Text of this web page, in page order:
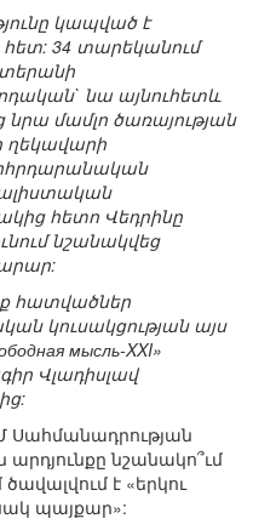
կապված է
34 տարեկանում
նա այնուհետև
մամլո ծառայության
հետո Վեդրինը
նշանակվեց
հատվածներ
կուսակցության այս
мысль-XXI»
Վլադիսլավ
Սահմանադրության
նշանակո՞ւմ
է «երկու
պայքար»: